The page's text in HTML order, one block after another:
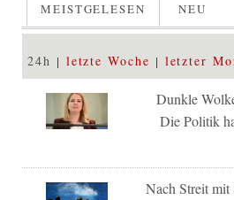
MEISTGELESEN NEU
24h letzte Woche letzter
Dunkle
Die Politik
Nach Streit